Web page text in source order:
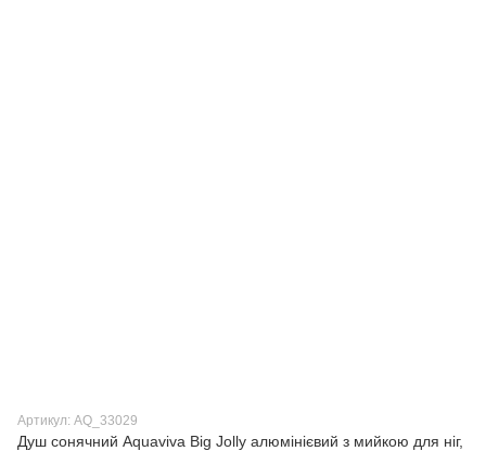
Артикул: AQ_33029
Душ сонячний Aquaviva Big Jolly алюмінієвий з мийкою для ніг,